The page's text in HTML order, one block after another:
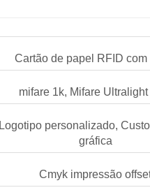
Cartão de papel RFID com
mifare 1k, Mifare
Logotipo personalizado,
gráfica
Cmyk impressão